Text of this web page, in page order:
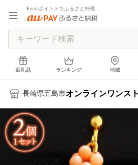
Pontaポイントでふるさと納税
返礼品 ランキング 地域
長崎県五島市オンラインワンス